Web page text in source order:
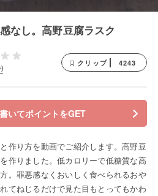
なし。高野豆腐ラスク
クリップ 4243
いてポイントをGET
作り方を動画でご紹介します。高野豆
作りました。低カロリーで低糖質な高
。罪悪感なくおいしく食べられるおや
てねじるだけで見た目もとってもかわ